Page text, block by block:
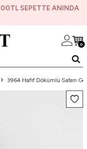
SEPETTE ANINDA
0
3964 Hafif Dökümlü Saten